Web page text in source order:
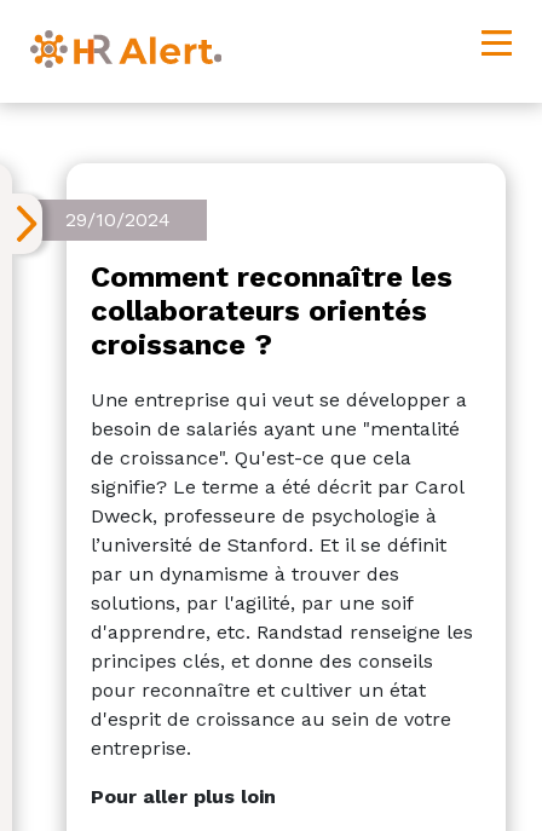
29/10/2024
Comment reconnaître les
collaborateurs orientés
croissance ?
Une entreprise qui veut se développer a
besoin de salariés ayant une "mentalité
de croissance". Qu'est-ce que cela
signifie? Le terme a été décrit par Carol
Dweck, professeure de psychologie à
l’université de Stanford. Et il se définit
par un dynamisme à trouver des
solutions, par l'agilité, par une soif
d'apprendre, etc. Randstad renseigne les
principes clés, et donne des conseils
pour reconnaître et cultiver un état
d'esprit de croissance au sein de votre
entreprise.
Pour aller plus loin